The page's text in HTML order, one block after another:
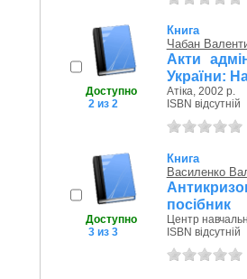
Доступно
2 из 2
Книга
Чабан
Акти
України:
Атіка, 2002 р.
ISBN відсутній
Доступно
3 из 3
Книга
Василенко
посібник
Центр
ISBN відсутній